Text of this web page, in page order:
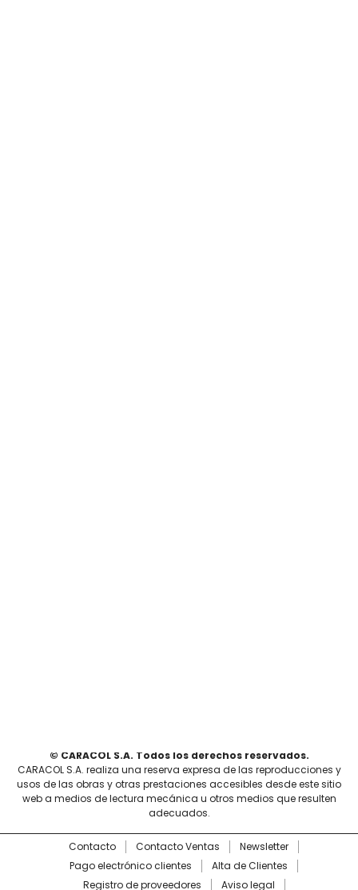
© CARACOL S.A. Todos los derechos reservados.
CARACOL S.A. realiza una reserva expresa de las reproducciones y
usos de las obras y otras prestaciones accesibles desde este sitio
web a medios de lectura mecánica u otros medios que resulten
adecuados.
Contacto Contacto Ventas
Newsletter
Pago electrónico clientes
Alta de Clientes
Registro de proveedores
Aviso legal